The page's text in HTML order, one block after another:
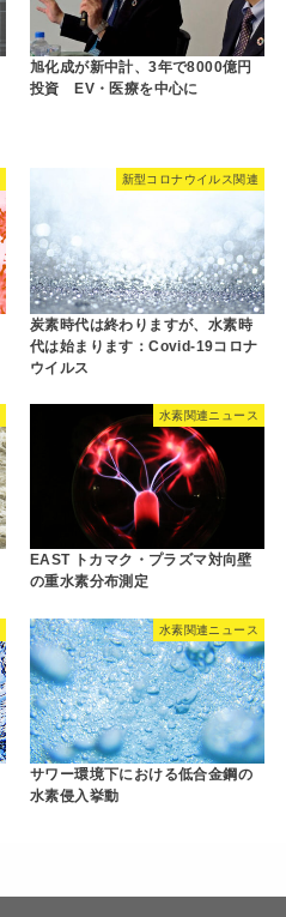
旭化成が新中計、3年で8000億円
投資 EV・医療を中心に
新型コロナウイルス関連
炭素時代は終わりますが、水素時
代は始まります：Covid-19コロナ
ウイルス
水素関連ニュース
EAST トカマク・プラズマ対向壁
の重水素分布測定
水素関連ニュース
サワー環境下における低合金鋼の
水素侵入挙動